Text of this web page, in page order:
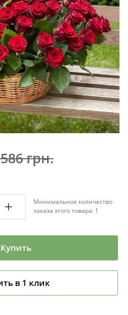
грн.
Минимальное количество
заказа этого товара: 1
Купить
в 1 клик